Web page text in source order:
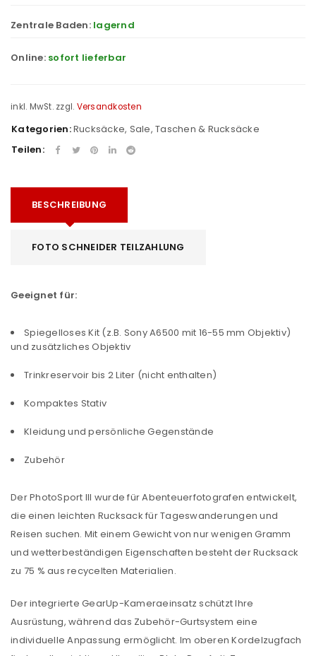
Zentrale Baden: lagernd
Online: sofort lieferbar
inkl. MwSt. zzgl. Versandkosten
Kategorien:Rucksäcke, Sale, Taschen & Rucksäcke
Teilen:
BESCHREIBUNG
FOTO SCHNEIDER TEILZAHLUNG
Geeignet für:
Spiegelloses Kit (z.B. Sony A6500 mit 16-55 mm Objektiv)
und zusätzliches Objektiv
Trinkreservoir bis 2 Liter (nicht enthalten)
Kompaktes Stativ
Kleidung und persönliche Gegenstände
Zubehör
Der PhotoSport III wurde für Abenteuerfotografen entwickelt,
die einen leichten Rucksack für Tageswanderungen und
Reisen suchen. Mit einem Gewicht von nur wenigen Gramm
und wetterbeständigen Eigenschaften besteht der Rucksack
zu 75 % aus recycelten Materialien.
Der integrierte GearUp-Kameraeinsatz schützt Ihre
Ausrüstung, während das Zubehör-Gurtsystem eine
individuelle Anpassung ermöglicht. Im oberen Kordelzugfach